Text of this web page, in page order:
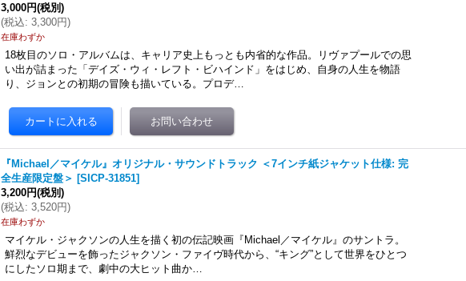
3,000円(税別)
(税込: 3,300円)
在庫わずか
18枚目のソロ・アルバムは、キャリア史上もっとも内省的な作品。リヴァプールでの思
い出が詰まった「デイズ・ウィ・レフト・ビハインド」をはじめ、自身の人生を物語
り、ジョンとの初期の冒険も描いている。プロデ…
『Michael／マイケル』オリジナル・サウンドトラック ＜7インチ紙ジャケット仕様: 完
全生産限定盤＞ [SICP-31851]
3,200円(税別)
(税込: 3,520円)
在庫わずか
マイケル・ジャクソンの人生を描く初の伝記映画『Michael／マイケル』のサントラ。
鮮烈なデビューを飾ったジャクソン・ファイヴ時代から、“キング”として世界をひとつ
にしたソロ期まで、劇中の大ヒット曲か…